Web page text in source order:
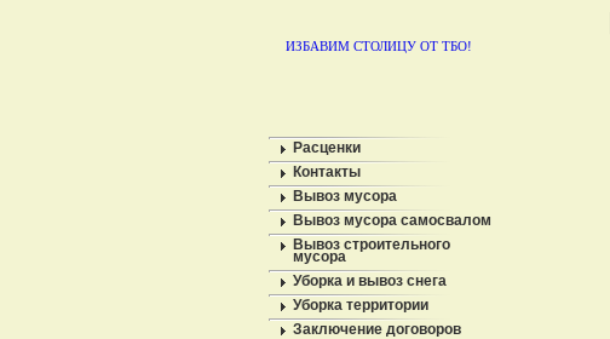
ИЗБАВИМ СТОЛИЦУ ОТ ТБО!
Расценки
Контакты
Вывоз мусора
Вывоз мусора самосвалом
Вывоз строительного
мусора
Уборка и вывоз снега
Уборка территории
Заключение договоров